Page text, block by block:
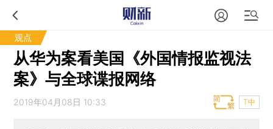
观点
从华为案看美国《外国情报监视法
案》与全球谍报网络
2019年04月08日 10:33 T中